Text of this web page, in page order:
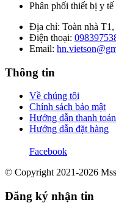
Phân phối thiết bị y tế
Địa chỉ: Toàn nhà
Điện thoại:
Email:
Thông tin
Về chúng tôi
Chính sách bảo mật
Hướng dẫn thanh toán
Hướng dẫn đặt hàng
Facebook
© Copyright 2021-2026
Đăng ký nhận tin